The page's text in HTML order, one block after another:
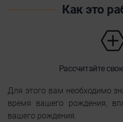
Как это
Рассчитайте
Для этого вам необходимо
время вашего рождения,
вашего рождения.